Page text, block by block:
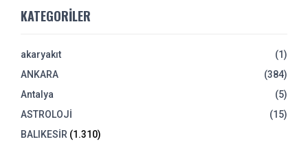
KATEGORILER
akaryakıt
(1)
ANKARA
(384)
Antalya
(5)
ASTROLOJİ
(15)
BALIKESİR (1.310)